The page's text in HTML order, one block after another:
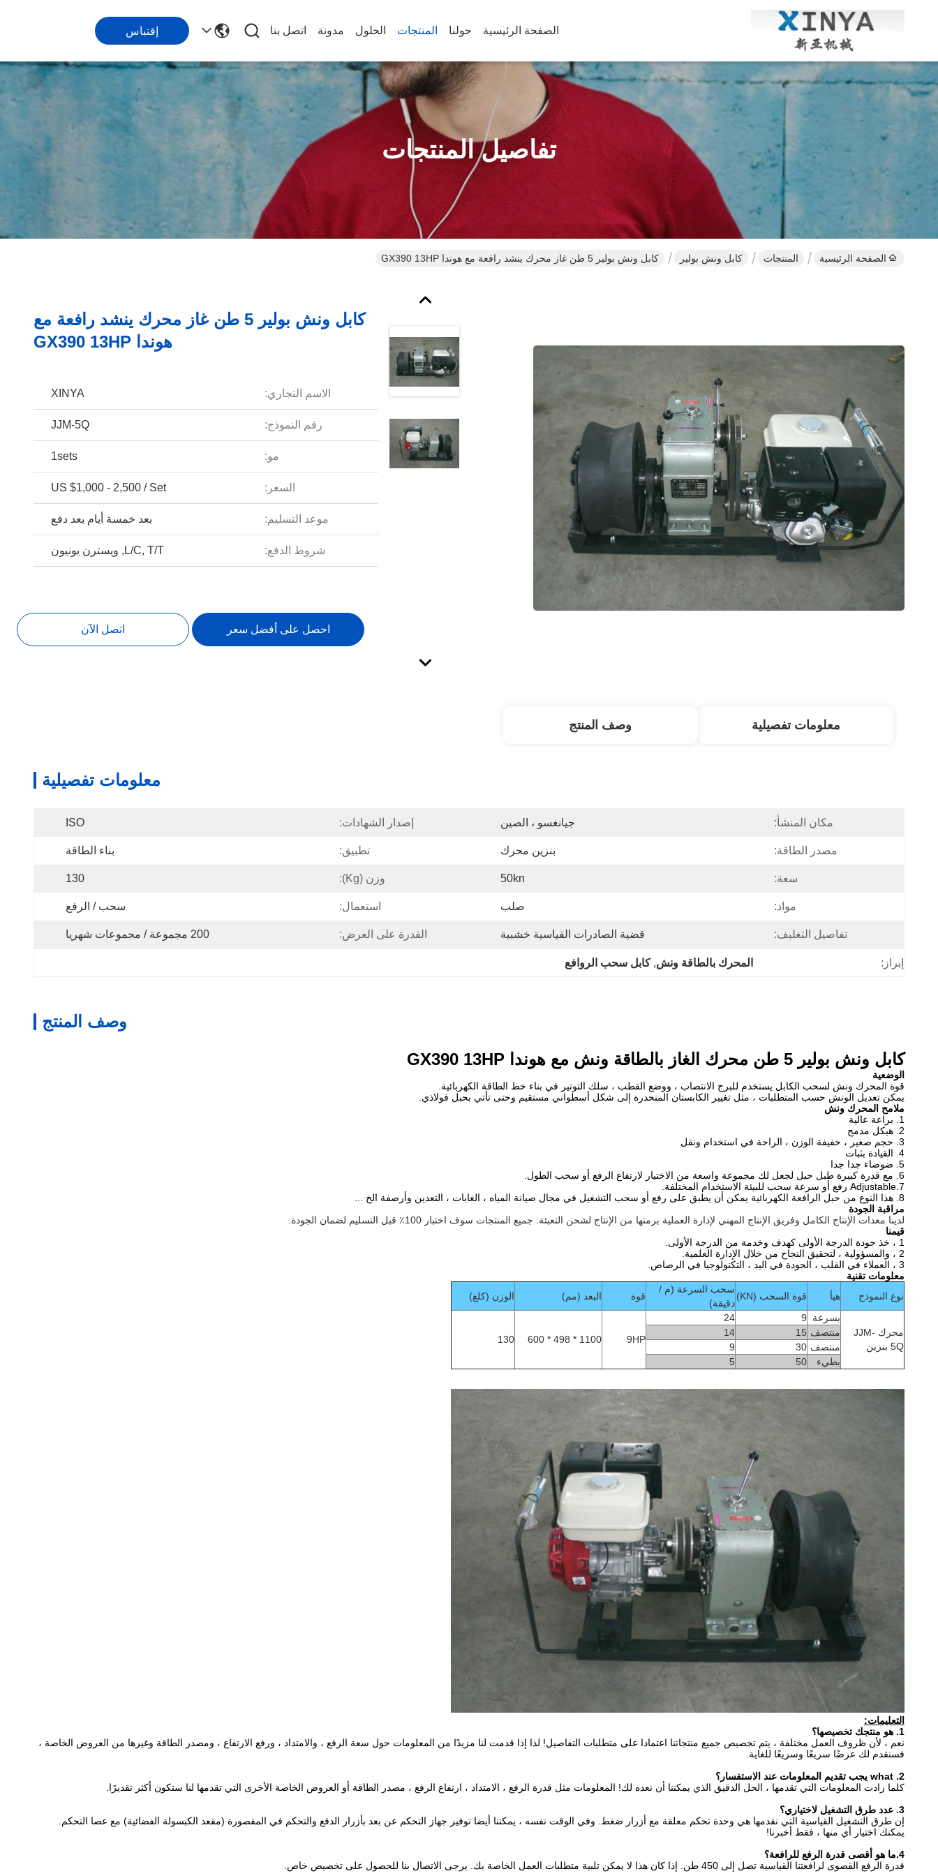
الصفحة الرئيسية حولنا المنتجات الحلول مدونة اتصل بنا إقتباس
تفاصيل المنتجات
الصفحة الرئيسية المنتجات كابل ونش بولير كابل ونش بولير 5 طن غاز محرك ينشد رافعة مع هوندا GX390 13HP
كابل ونش بولير 5 طن غاز محرك ينشد رافعة مع
هوندا GX390 13HP
الاسم التجاري: XINYA
رقم النموذج: JJM-5Q
مو: 1sets
السعر: US $1,000 - 2,500 / Set
موعد التسليم: بعد خمسة أيام بعد دفع
شروط الدفع: L/C, T/T, ويسترن يونيون
احصل على أفضل سعر اتصل الآن
معلومات تفصيلية وصف المنتج
معلومات تفصيلية
مكان المنشأ: جيانغسو ، الصين إصدار الشهادات: ISO
مصدر الطاقة: بنزين محرك تطبيق: بناء الطاقة
سعة: 50kn وزن (kg): 130
مواد: صلب استعمال: سحب / الرفع
تفاصيل التغليف: قضية الصادرات القياسية خشبية القدرة على العرض: 200 مجموعة / مجموعات شهريا
إبراز: المحرك بالطاقة ونش, كابل سحب الروافع
وصف المنتج
كابل ونش بولير 5 طن محرك الغاز بالطاقة ونش مع هوندا GX390 13HP
الوضعية
قوة المحرك ونش لسحب الكابل يستخدم للبرج الانتصاب ، ووضع القطب ، سلك التوتير في بناء خط الطاقة الكهربائية.
يمكن تعديل الونش حسب المتطلبات ، مثل تغيير الكابستان المنحدرة إلى شكل أسطواني مستقيم وحتى تأتي بحبل فولاذي.
ملامح المحرك ونش
1. براعة عالية
2. هيكل مدمج
3. حجم صغير ، خفيفة الوزن ، الراحة في استخدام ونقل
4. القيادة بثبات
5. ضوضاء جدا جدا
6. مع قدرة كبيرة طبل حبل لجعل لك مجموعة واسعة من الاختيار لارتفاع الرفع أو سحب الطول.
7.Adjustable رفع أو سرعة سحب للبيئة الاستخدام المختلفة.
8. هذا النوع من حبل الرافعة الكهربائية يمكن أن يطبق على رفع أو سحب التشغيل في مجال صيانة المياه ، الغابات ، التعدين وأرصفة الخ ...
مراقبة الجودة
لدينا معدات الإنتاج الكامل وفريق الإنتاج المهني لإدارة العملية برمتها من الإنتاج لشحن التعبئة. جميع المنتجات سوف اختبار 100٪ قبل التسليم لضمان الجودة.
قيمنا
1 ، خذ جودة الدرجة الأولى كهدف وخدمة من الدرجة الأولى.
2 ، والمسؤولية ، لتحقيق النجاح من خلال الإدارة العلمية.
3 ، العملاء في القلب ، الجودة في اليد ، التكنولوجيا في الرصاص.
معلومات تقنية
نوع النموذج
هيأ قوة السحب (KN)
سحب السرعة (م /
دقيقة)
قوة البعد (مم) الوزن (كلغ)
محرك JJM-
5Q بنزين
بسرعة 9
24
9HP
1100 * 498 * 600
130
منتصف 15
14
منتصف 30
9
بطيء
50
5
التعليمات:
1. هو منتجك تخصيصها؟
نعم ، لأن ظروف العمل مختلفة ، يتم تخصيص جميع منتجاتنا اعتمادا على متطلبات التفاصيل! لذا إذا قدمت لنا مزيدًا من المعلومات حول سعة الرفع ، والامتداد ، ورفع الارتفاع ، ومصدر الطاقة وغيرها من العروض الخاصة ،
فسنقدم لك عرضًا سريعًا وسريعًا للغاية.
2. what يجب تقديم المعلومات عند الاستفسار؟
كلما زادت المعلومات التي تقدمها ، الحل الدقيق الذي يمكننا أن نعده لك! المعلومات مثل قدرة الرفع ، الامتداد ، ارتفاع الرفع ، مصدر الطاقة أو العروض الخاصة الأخرى التي تقدمها لنا ستكون أكثر تقديرًا.
3. عدد طرق التشغيل لاختياري؟
إن طرق التشغيل القياسية التي نقدمها هي وحدة تحكم معلقة مع أزرار ضغط.
وفي الوقت نفسه ، يمكننا أيضا توفير جهاز التحكم عن بعد بأزرار الدفع والتحكم في المقصورة (مقعد الكبسولة الفضائية) مع عصا التحكم.
يمكنك اختيار أي منها ، فقط أخبرنا!
4.ما هو أقصى قدرة الرفع للرافعة؟
قدرة الرفع القصوى لرافعتنا القياسية تصل إلى 450 طن.
إذا كان هذا لا يمكن تلبية متطلبات العمل الخاصة بك.
يرجى الاتصال بنا للحصول على تخصيص خاص.